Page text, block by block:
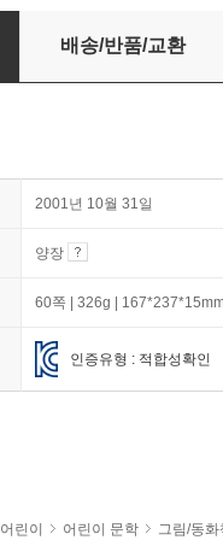
배송/반품/교환
2001년 10월 31일
양장
60쪽 | 326g |
인증유형 : 적합성확인
어린이 어린이 문학 그림/동화